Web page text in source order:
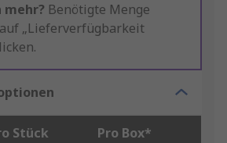
mehr? Benötigte Menge
„Lieferverfügbarkeit
Stück Pro Box*